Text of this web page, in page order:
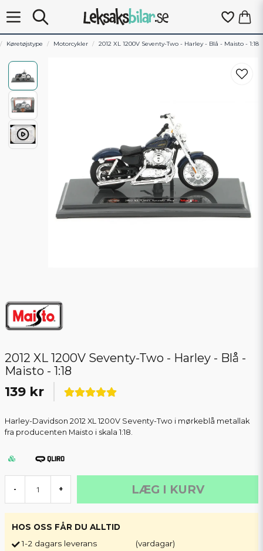
Køretøjstype Motorcykler 2012 XL 1200V Seventy-Two - Harley - Blå - Maisto - 1:18
2012 XL 1200V Seventy-Two - Harley - Blå -
Maisto - 1:18
139 kr
Harley-Davidson 2012 XL 1200V Seventy-Two i mørkeblå metallak
fra producenten Maisto i skala 1:18.
- + LÆG I KURV
HOS OSS FÅR DU ALLTID
1-2 dagars leverans
(vardagar)